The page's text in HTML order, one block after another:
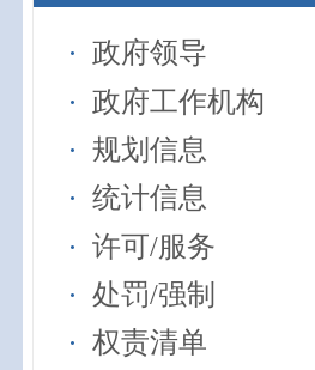
政府领导
政府工作机构
规划信息
统计信息
许可/服务
处罚/强制
权责清单